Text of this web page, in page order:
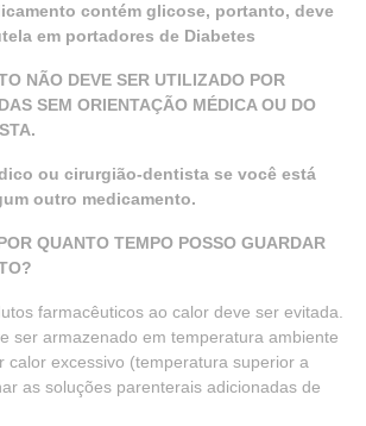
contém glicose, portanto, deve
em portadores de Diabetes
NÃO DEVE SER UTILIZADO POR
SEM ORIENTAÇÃO MÉDICA OU DO
ou cirurgião-dentista se você está
outro medicamento.
QUANTO TEMPO POSSO GUARDAR
farmacêuticos ao calor deve ser evitada.
ser armazenado em temperatura ambiente
calor excessivo (temperatura superior a
as soluções parenterais adicionadas de